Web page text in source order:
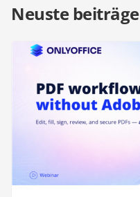
Neuste beiträge